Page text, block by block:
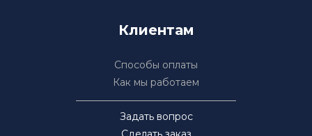
Клиентам
Способы оплаты
Как мы работаем
Задать вопрос